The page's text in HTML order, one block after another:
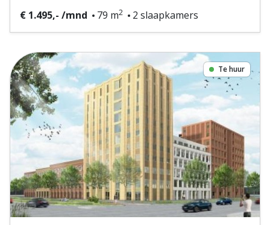
€ 1.495,- /mnd 79 m2 2 slaapkamers
Te huur